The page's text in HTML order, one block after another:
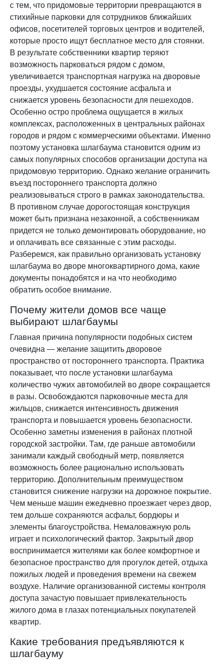
с тем, что придомовые территории превращаются в
стихийные парковки для сотрудников ближайших
офисов, посетителей торговых центров и водителей,
которые просто ищут бесплатное место для стоянки.
В результате собственники квартир теряют
возможность парковаться рядом с домом,
увеличивается транспортная нагрузка на дворовые
проезды, ухудшается состояние асфальта и
снижается уровень безопасности для пешеходов.
Особенно остро проблема ощущается в жилых
комплексах, расположенных в центральных районах
городов и рядом с коммерческими объектами. Именно
поэтому установка шлагбаума становится одним из
самых популярных способов организации доступа на
придомовую территорию. Однако желание ограничить
въезд постороннего транспорта должно
реализовываться строго в рамках законодательства.
В противном случае дорогостоящая конструкция
может быть признана незаконной, а собственникам
придется не только демонтировать оборудование, но
и оплачивать все связанные с этим расходы.
Разберемся, как правильно организовать установку
шлагбаума во дворе многоквартирного дома, какие
документы понадобятся и на что необходимо
обратить особое внимание.
Почему жители домов все чаще
выбирают шлагбаумы
Главная причина популярности подобных систем
очевидна — желание защитить дворовое
пространство от постороннего транспорта. Практика
показывает, что после установки шлагбаума
количество чужих автомобилей во дворе сокращается
в разы. Освобождаются парковочные места для
жильцов, снижается интенсивность движения
транспорта и повышается уровень безопасности.
Особенно заметны изменения в районах плотной
городской застройки. Там, где раньше автомобили
занимали каждый свободный метр, появляется
возможность более рационально использовать
территорию. Дополнительным преимуществом
становится снижение нагрузки на дорожное покрытие.
Чем меньше машин ежедневно проезжает через двор,
тем дольше сохраняются асфальт, бордюры и
элементы благоустройства. Немаловажную роль
играет и психологический фактор. Закрытый двор
воспринимается жителями как более комфортное и
безопасное пространство для прогулок детей, отдыха
пожилых людей и проведения времени на свежем
воздухе. Наличие организованной системы контроля
доступа зачастую повышает привлекательность
жилого дома в глазах потенциальных покупателей
квартир.
Какие требования предъявляются к
шлагбауму